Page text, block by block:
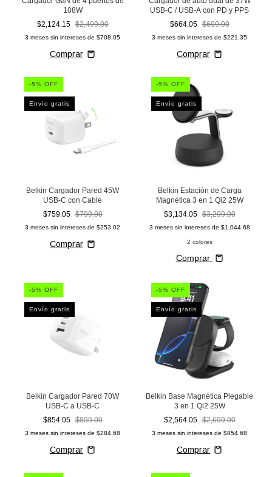
108W
$2,124.15 $2,499.00
3 meses sin intereses de $708.05
USB-C / USB-A con PD y PPS
$664.05 $699.00
3 meses sin intereses de $221.35
-5% OFF
Envío gratis
Belkin Cargador Pared 45W
USB-C con Cable
$759.05 $799.00
3 meses sin intereses de $253.02
-5% OFF
Envío gratis
Belkin Estación de Carga
Magnética 3 en 1 Qi2 25W
$3,134.05 $3,299.00
3 meses sin intereses de $1,044.68
2 colores
Comprar
-5% OFF
Envío gratis
Belkin Cargador Pared 70W
USB-C a USB-C
$854.05 $899.00
3 meses sin intereses de $284.68
-5% OFF
Envío gratis
Belkin Base Magnética Plegable
3 en 1 Qi2 25W
$2,564.05 $2,699.00
3 meses sin intereses de $854.68